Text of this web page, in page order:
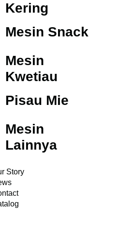
Kering
Mesin Snack
Mesin
Kwetiau
Pisau Mie
Mesin
Lainnya
Story